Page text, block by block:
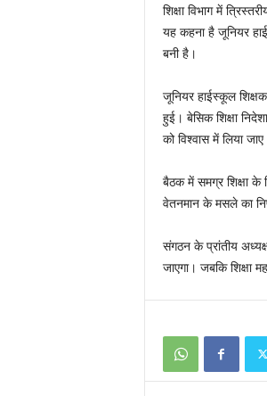
शिक्षा विभाग में
यह कहना है जूनियर
बनी है।
जूनियर हाईस्कूल
हुई। बेसिक शिक्षा
को विश्वास में लिया
बैठक में समग्र शिक्षा के
वेतनमान के मसले का
संगठन के प्रांतीय
जाएगा। जबकि शिक्षा